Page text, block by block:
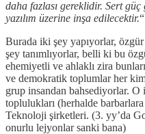
daha fazlası gereklidir. Sert
yazılım üzerine inşa edilecektir.“
Burada iki şey yapıyorlar,
şey tanımlıyorlar, belli ki bu
ehemiyetli ve ahlaklı zira
ve demokratik toplumlar her
grup insandan bahsediyorlar.
toplulukları (herhalde
Teknoloji şirketleri. (3. yy’da
onurlu lejyonlar sanki bana)